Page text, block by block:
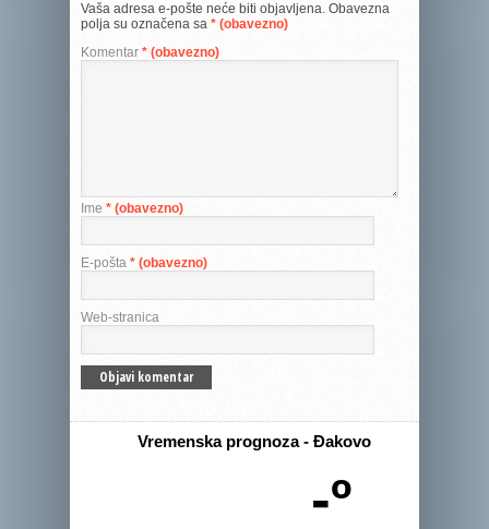
Vaša adresa e-pošte neće biti objavljena. Obavezna
polja su označena sa * (obavezno)
Komentar * (obavezno)
Ime * (obavezno)
E-pošta * (obavezno)
Web-stranica
Vremenska prognoza - Đakovo
-º